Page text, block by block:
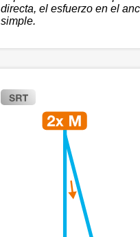
directa, el esfuerzo en el
simple.